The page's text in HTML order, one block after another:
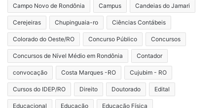
Campo Novo de Rondônia Campus Candeias do Jamari
Cerejeiras Chupinguaia-ro Ciências Contábeis
Colorado do Oeste/RO Concurso Público Concursos
Concursos de Nível Médio em Rondônia Contador
convocação Costa Marques -RO Cujubim - RO
Cursos do IDEP/RO Direito Doutorado Edital
Educacional Educação Educação Física